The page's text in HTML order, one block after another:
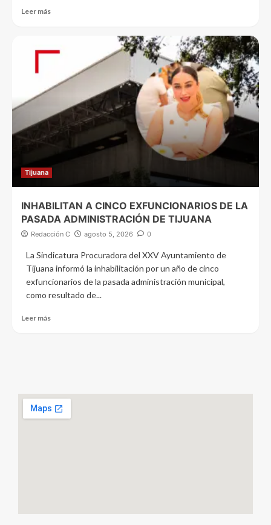
Leer más
Tijuana
INHABILITAN A CINCO EXFUNCIONARIOS DE LA
PASADA ADMINISTRACIÓN DE TIJUANA
Redacción C agosto 5, 2026 0
La Sindicatura Procuradora del XXV Ayuntamiento de
Tijuana informó la inhabilitación por un año de cinco
exfuncionarios de la pasada administración municipal,
como resultado de...
Leer más